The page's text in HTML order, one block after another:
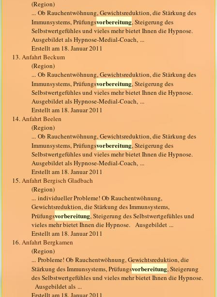
(Region)
... Ob Rauchentwöhnung, Gewichtsreduktion, die Stärkung des
Immunsystems, Prüfungsvorbereitung, Steigerung des
Selbstwertgefühles und vieles mehr bietet Ihnen die Hypnose.
Ausgebildet als Hypnose-Medial-Coach, ...
Erstellt am 18. Januar 2011
13.Anfahrt Beckum
(Region)
... Ob Rauchentwöhnung, Gewichtsreduktion, die Stärkung des
Immunsystems, Prüfungsvorbereitung, Steigerung des
Selbstwertgefühles und vieles mehr bietet Ihnen die Hypnose.
Ausgebildet als Hypnose-Medial-Coach, ...
Erstellt am 18. Januar 2011
14.Anfahrt Beelen
(Region)
... Ob Rauchentwöhnung, Gewichtsreduktion, die Stärkung des
Immunsystems, Prüfungsvorbereitung, Steigerung des
Selbstwertgefühles und vieles mehr bietet Ihnen die Hypnose.
Ausgebildet als Hypnose-Medial-Coach, ...
Erstellt am 18. Januar 2011
15.Anfahrt Bergisch Gladbach
(Region)
... individueller Probleme! Ob Rauchentwöhnung,
Gewichtsreduktion, die Stärkung des Immunsystems,
Prüfungsvorbereitung, Steigerung des Selbstwertgefühles und
vieles mehr bietet Ihnen die Hypnose. Ausgebildet ...
Erstellt am 18. Januar 2011
16.Anfahrt Bergkamen
(Region)
... Probleme! Ob Rauchentwöhnung, Gewichtsreduktion, die
Stärkung des Immunsystems, Prüfungsvorbereitung, Steigerung
des Selbstwertgefühles und vieles mehr bietet Ihnen die Hypnose.
Ausgebildet als ...